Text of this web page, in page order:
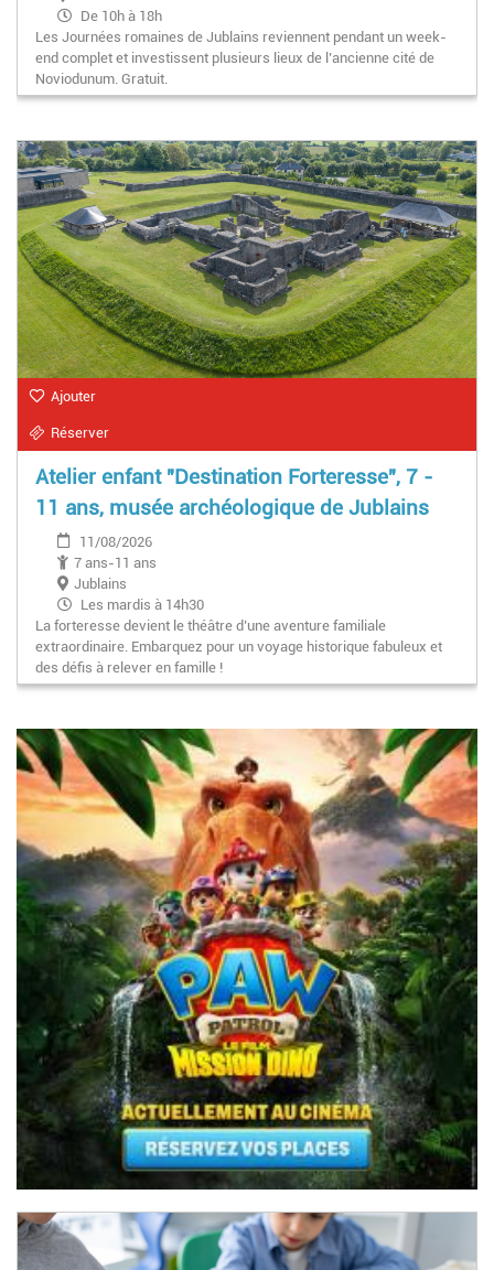
De 10h à 18h
Les Journées romaines de Jublains reviennent pendant un week-
end complet et investissent plusieurs lieux de l’ancienne cité de
Noviodunum. Gratuit.
Ajouter
Réserver
Atelier enfant "Destination Forteresse", 7 -
11 ans, musée archéologique de Jublains
11/08/2026
7 ans-11 ans
Jublains
Les mardis à 14h30
La forteresse devient le théâtre d’une aventure familiale
extraordinaire. Embarquez pour un voyage historique fabuleux et
des défis à relever en famille !